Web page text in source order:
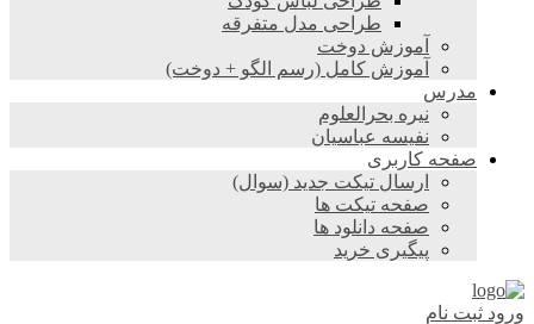
طراحی مدل متفرقه
آموزش دوخت
آموزش کامل (رسم الگو + دوخت)
مدرس
نیره بحرالعلوم
نفیسه عباسیان
صفحه کاربری
ارسال تیکت جدید (سوال)
صفحه تیکت ها
صفحه دانلود ها
پیگیری خرید
ورود ثبت نام